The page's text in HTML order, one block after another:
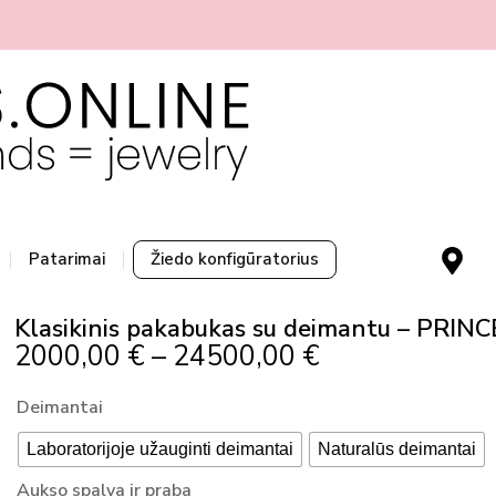
Patarimai Žiedo konfigūratorius
M
a
-
k
e
Klasikinis pakabukas su deimantu –
2000,00 € – 24500,00 €
Through
24500,00 €
Deimantai
Laboratorijoje užauginti deimantai Naturalūs deimantai
Aukso spalva ir praba
produkto
Klasikinis
pakabukas